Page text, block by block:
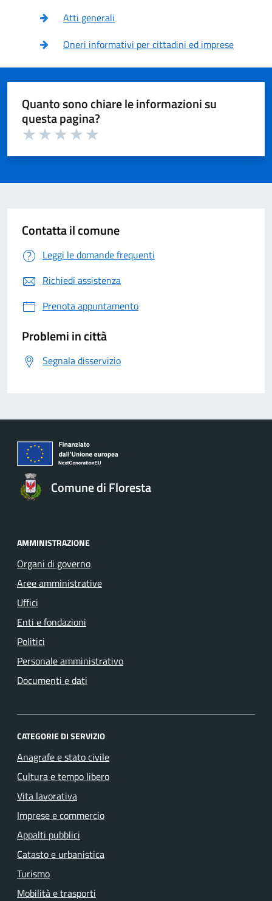
Atti generali
Oneri informativi per cittadini ed imprese
Quanto sono chiare le informazioni su
questa pagina?
Contatta il comune
Leggi le domande frequenti
Richiedi assistenza
Prenota appuntamento
Problemi in città
Segnala disservizio
Comune di Floresta
AMMINISTRAZIONE
Organi di governo
Aree amministrative
Uffici
Enti e fondazioni
Politici
Personale amministrativo
Documenti e dati
CATEGORIE DI SERVIZIO
Anagrafe e stato civile
Cultura e tempo libero
Vita lavorativa
Imprese e commercio
Appalti pubblici
Catasto e urbanistica
Turismo
Mobilità e trasporti